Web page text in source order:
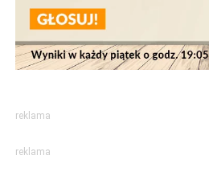
reklama
reklama